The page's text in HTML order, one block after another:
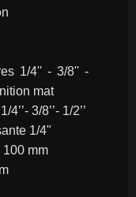
1/4'' - 3/8'' -
mat
3/8’’- 1/2’’
1/4"
100 mm